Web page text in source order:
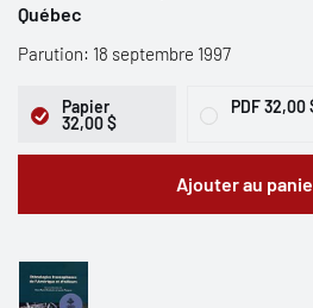
Québec
Parution: 18 septembre 1997
Papier
32,00 $
PDF32,00
Ajouter au